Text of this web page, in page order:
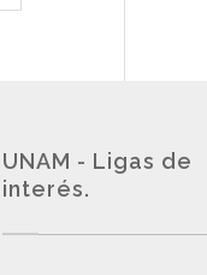
UNAM - Ligas de
interés.